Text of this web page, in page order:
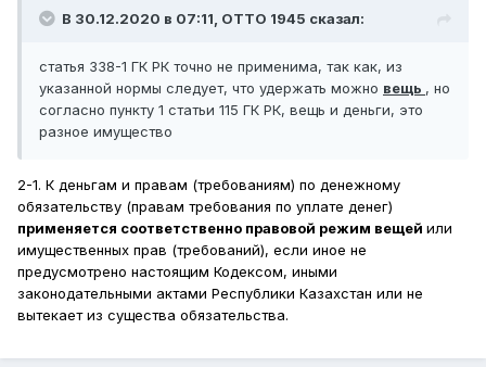
В 30.12.2020 в 07:11, ОТТО 1945 сказал:
статья 338-1 ГК РК точно не применима, так как, из
указанной нормы следует, что удержать можно вещь , но
согласно пункту 1 статьи 115 ГК РК, вещь и деньги, это
разное имущество
2-1. К деньгам и правам (требованиям) по денежному
обязательству (правам требования по уплате денег)
применяется соответственно правовой режим вещей или
имущественных прав (требований), если иное не
предусмотрено настоящим Кодексом, иными
законодательными актами Республики Казахстан или не
вытекает из существа обязательства.